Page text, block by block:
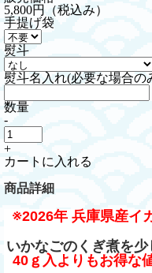
5,800円
（税込み）
手提げ袋
熨斗
熨斗名入れ(必要な場合の
数量
-
+
カートに入れる
商品詳細
※2026年 兵庫県産イ
いかなごのくぎ煮を少
40ｇ入よりもお得な